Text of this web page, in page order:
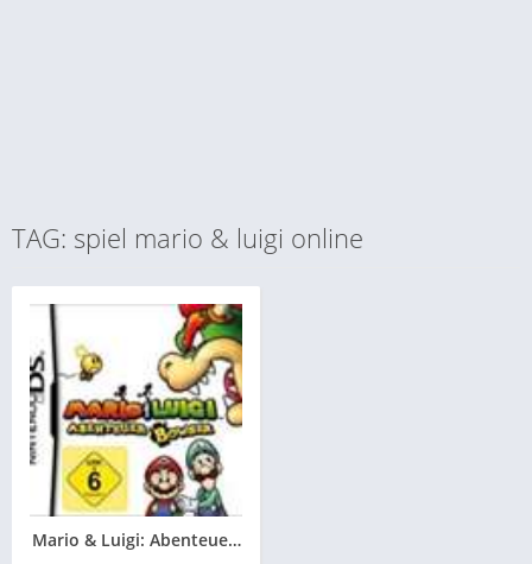
TAG: spiel mario & luigi online
Mario & Luigi: Abenteuer Bowser